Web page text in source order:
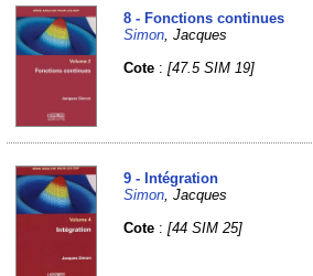
8 - Fonctions continues
Simon, Jacques
Cote :[47.5 SIM 19]
9 - Intégration
Simon, Jacques
Cote :[44 SIM 25]